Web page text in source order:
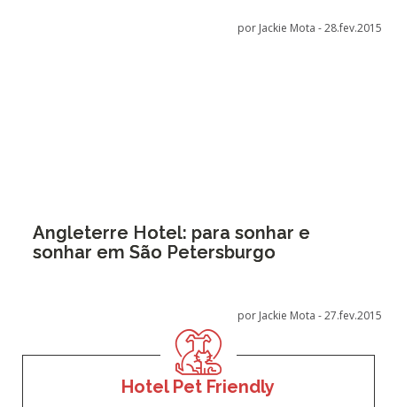
por Jackie Mota -28.fev.2015
Angleterre Hotel: para sonhar e
sonhar em São Petersburgo
por Jackie Mota -27.fev.2015
Hotel Pet Friendly